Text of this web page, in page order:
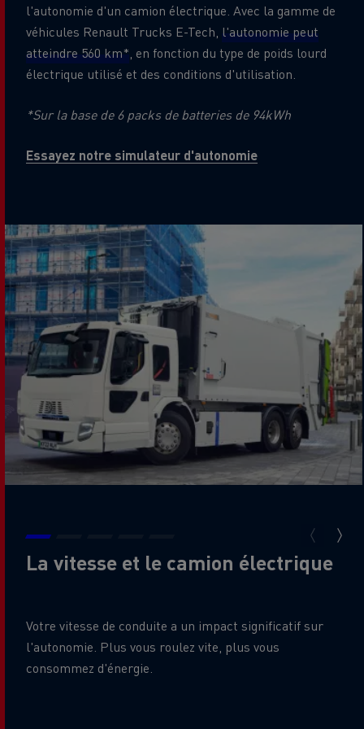
l'autonomie d'un camion électrique. Avec la gamme de
véhicules Renault Trucks E-Tech, l'autonomie peut
atteindre 560 km*, en fonction du type de poids lourd
électrique utilisé et des conditions d'utilisation.
*Sur la base de 6 packs de batteries de 94kWh
Essayez notre simulateur d'autonomie
La vitesse et le camion électrique
Votre vitesse de conduite a un impact significatif sur
l'autonomie. Plus vous roulez vite, plus vous
consommez d'énergie.